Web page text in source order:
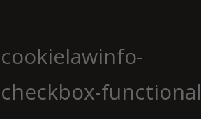
cookielawinfo-
checkbox-functional